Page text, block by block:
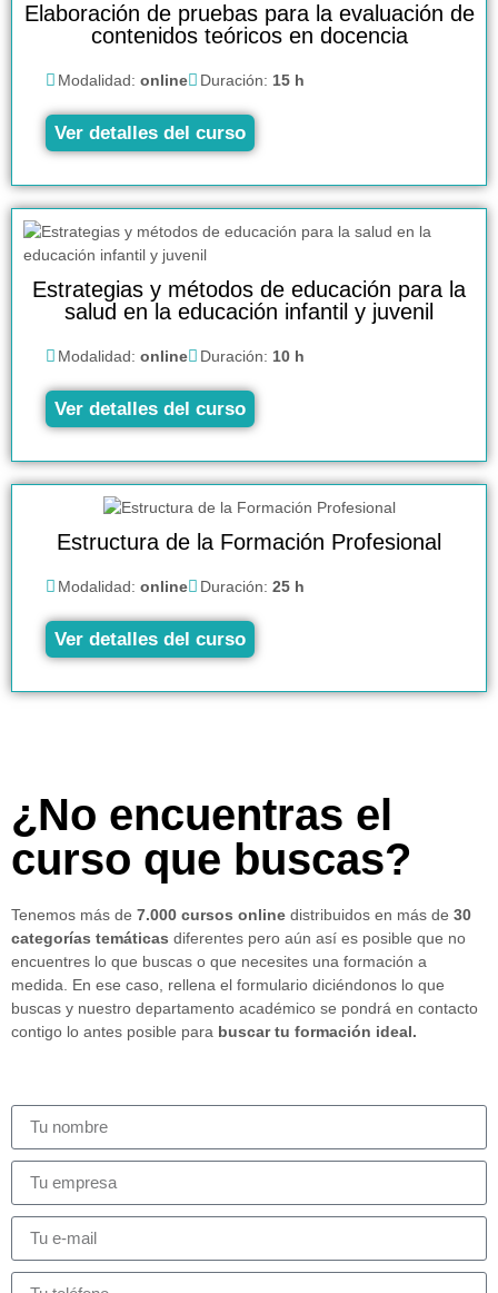
Elaboración de pruebas para la evaluación de
contenidos teóricos en docencia
Modalidad: online Duración: 15 h
Ver detalles del curso
Estrategias y métodos de educación para la
salud en la educación infantil y juvenil
Modalidad: online Duración: 10 h
Ver detalles del curso
Estructura de la Formación Profesional
Modalidad: online Duración: 25 h
Ver detalles del curso
¿No encuentras el
curso que buscas?
Tenemos más de 7.000 cursos online distribuidos en más de 30
categorías temáticas diferentes pero aún así es posible que no
encuentres lo que buscas o que necesites una formación a
medida. En ese caso, rellena el formulario diciéndonos lo que
buscas y nuestro departamento académico se pondrá en contacto
contigo lo antes posible para buscar tu formación ideal.